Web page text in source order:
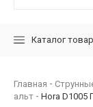
Каталог
Главная
альт
Hora D1005